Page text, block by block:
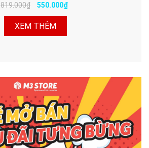
819.000₫ 550.000₫
XEM THÊM